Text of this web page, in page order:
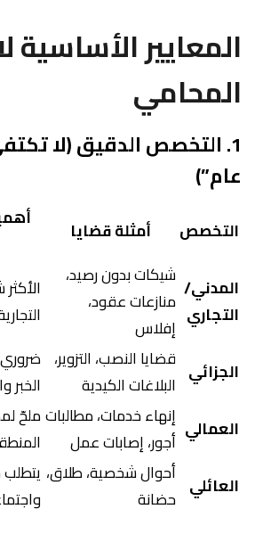
المعايير الأساسية
المحامي
1. التخصص الدقيق (لا
عام”)
التخصص أمثلة قضايا
المدني/
التجاري
شيكات بدون رصيد،
منازعات عقود،
إفلاس
الجزائي قضايا النصب، التزوير،
البلاغات الكيدية
ضروري
الخبر
العمالي إنهاء خدمات، مطالبات
أجور، إصابات عمل
ملحّ
العائلي أحوال شخصية، طلاق،
حضانة